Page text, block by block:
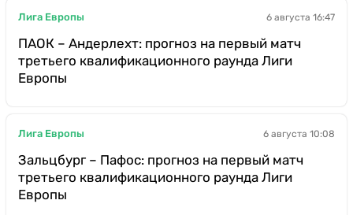
Лига Европы 6 августа 16:47
ПАОК – Андерлехт: прогноз на первый матч
третьего квалификационного раунда Лиги
Европы
Лига Европы 6 августа 10:08
Зальцбург – Пафос: прогноз на первый матч
третьего квалификационного раунда Лиги
Европы